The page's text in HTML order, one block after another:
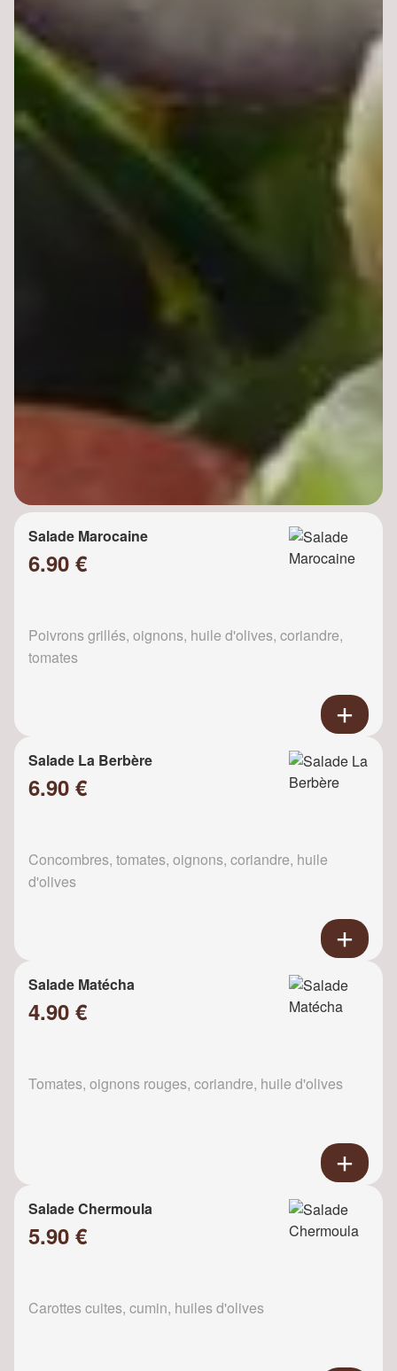
Salade Marocaine
6.90 €
Poivrons grillés, oignons, huile d'olives, coriandre,
tomates
Salade La Berbère
6.90 €
Concombres, tomates, oignons, coriandre, huile
d'olives
Salade Matécha
4.90 €
Tomates, oignons rouges, coriandre, huile d'olives
Salade Chermoula
5.90 €
Carottes cuites, cumin, huiles d'olives